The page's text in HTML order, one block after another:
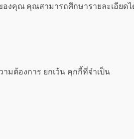
งคุณ คุณสามารถศึกษารายละเอียด
มต้องการ ยกเว้น คุกกี้ที่จำเป็น